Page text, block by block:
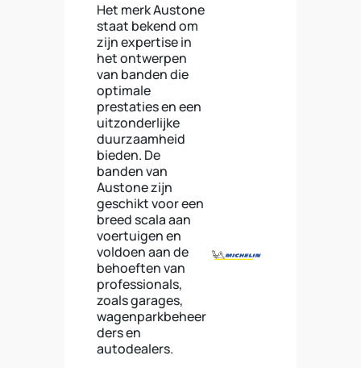
Het merk Austone
staat bekend om
zijn expertise in
het ontwerpen
van banden die
optimale
prestaties en een
uitzonderlijke
duurzaamheid
bieden. De
banden van
Austone zijn
geschikt voor een
breed scala aan
voertuigen en
voldoen aan de
behoeften van
professionals,
zoals garages,
wagenparkbeheer
ders en
autodealers.